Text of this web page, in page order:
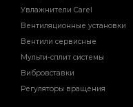
Увлажнители Carel
Вентиляционные установки
Вентили сервисные
Мульти-сплит системы
Вибровставки
Регуляторы вращения